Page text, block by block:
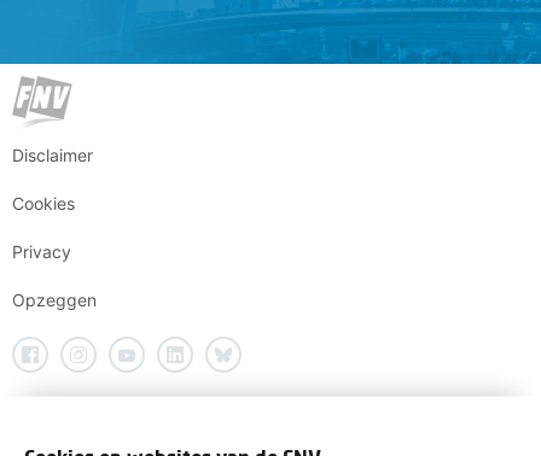
Disclaimer
Cookies
Privacy
Opzeggen